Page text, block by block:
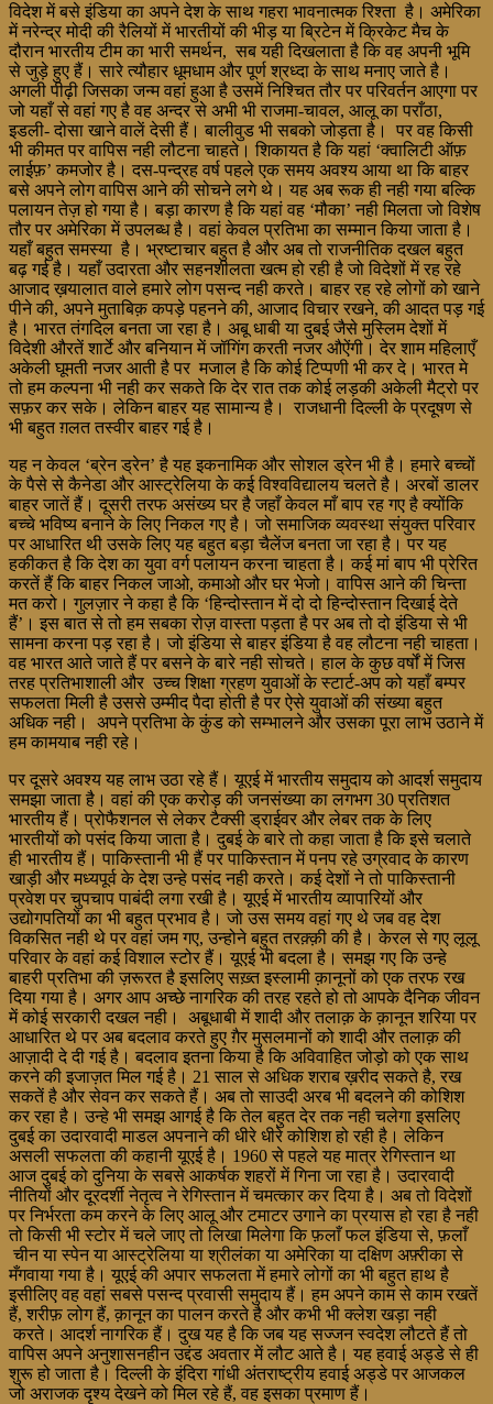
विदेश में बसे इंडिया का अपने देश के साथ गहरा भावनात्मक रिश्ता है। अमेरिका
में नरेन्द्र मोदी की रैलियों में भारतीयों की भीड़ या ब्रिटेन में क्रिकेट मैच के
दौरान भारतीय टीम का भारी समर्थन, सब यही दिखलाता है कि वह अपनी भूमि
से जुड़े हुए हैं। सारे त्यौहार धूमधाम और पूर्ण श्रध्दा के साथ मनाए जाते है।
अगली पीढ़ी जिसका जन्म वहां हुआ है उसमें निश्चित तौर पर परिवर्तन आएगा पर
जो यहाँ से वहां गए है वह अन्दर से अभी भी राजमा-चावल, आलू का पराँठा,
इडली- दोसा खाने वालें देसी हैं। बालीवुड भी सबको जोड़ता है। पर वह किसी
भी कीमत पर वापिस नही लौटना चाहते। शिकायत है कि यहां ‘क्वालिटी ऑफ़
लाईफ़’ कमजोर है। दस-पन्द्रह वर्ष पहले एक समय अवश्य आया था कि बाहर
बसे अपने लोग वापिस आने की सोचने लगे थे। यह अब रूक ही नही गया बल्कि
पलायन तेज़ हो गया है। बड़ा कारण है कि यहां वह ‘मौका’ नही मिलता जो विशेष
तौर पर अमेरिका में उपलब्ध है। वहां केवल प्रतिभा का सम्मान किया जाता है।
यहाँ बहुत समस्या है। भ्रष्टाचार बहुत है और अब तो राजनीतिक दखल बहुत
बढ़ गई है। यहाँ उदारता और सहनशीलता खत्म हो रही है जो विदेशों में रह रहे
आजाद ख़यालात वाले हमारे लोग पसन्द नही करते। बाहर रह रहे लोगों को खाने
पीने की, अपने मुताबिक़ कपड़े पहनने की, आजाद विचार रखने, की आदत पड़ गई
है। भारत तंगदिल बनता जा रहा है। अबू धाबी या दुबई जैसे मुस्लिम देशों में
विदेशी औरतें शार्टे और बनियान में जॉगिंग करती नजर औऐंगी। देर शाम महिलाएँ
अकेली घूमती नजर आती है पर मजाल है कि कोई टिप्पणी भी कर दे। भारत मे
तो हम कल्पना भी नही कर सकते कि देर रात तक कोई लड़की अकेली मैट्रो पर
सफ़र कर सके। लेकिन बाहर यह सामान्य है। राजधानी दिल्ली के प्रदूषण से
भी बहुत ग़लत तस्वीर बाहर गई है।
यह न केवल ‘ब्रेन ड्रेन’ है यह इकनामिक और सोशल ड्रेन भी है। हमारे बच्चों
के पैसे से कैनेडा और आस्ट्रेलिया के कई विश्वविद्यालय चलते है। अरबों डालर
बाहर जातें हैं। दूसरी तरफ असंख्य घर है जहाँ केवल माँ बाप रह गए है क्योंकि
बच्चे भविष्य बनाने के लिए निकल गए है। जो समाजिक व्यवस्था संयुक्त परिवार
पर आधारित थी उसके लिए यह बहुत बड़ा चैलेंज बनता जा रहा है। पर यह
हकीकत है कि देश का युवा वर्ग पलायन करना चाहता है। कई मां बाप भी प्रेरित
करतें हैं कि बाहर निकल जाओ, कमाओ और घर भेजो। वापिस आने की चिन्ता
मत करो। गुलज़ार ने कहा है कि ‘हिन्दोस्तान में दो दो हिन्दोस्तान दिखाई देते
हैं’। इस बात से तो हम सबका रोज़ वास्ता पड़ता है पर अब तो दो इंडिया से भी
सामना करना पड़ रहा है। जो इंडिया से बाहर इंडिया है वह लौटना नही चाहता।
वह भारत आते जाते हैं पर बसने के बारे नही सोचते। हाल के कुछ वर्षों में जिस
तरह प्रतिभाशाली और उच्च शिक्षा ग्रहण युवाओं के स्टार्ट-अप को यहाँ बम्पर
सफलता मिली है उससे उम्मीद पैदा होती है पर ऐसे युवाओं की संख्या बहुत
अधिक नही। अपने प्रतिभा के कुंड को सम्भालने और उसका पूरा लाभ उठाने में
हम कामयाब नही रहे।
पर दूसरे अवश्य यह लाभ उठा रहे हैं। यूएई में भारतीय समुदाय को आदर्श समुदाय
समझा जाता है। वहां की एक करोड़ की जनसंख्या का लगभग 30 प्रतिशत
भारतीय हैं। प्रोफैशनल से लेकर टैक्सी ड्राईवर और लेबर तक के लिए
भारतीयों को पसंद किया जाता है। दुबई के बारे तो कहा जाता है कि इसे चलाते
ही भारतीय हैं। पाकिस्तानी भी हैं पर पाकिस्तान में पनप रहे उग्रवाद के कारण
खाड़ी और मध्यपूर्व के देश उन्हे पसंद नही करते। कई देशों ने तो पाकिस्तानी
प्रवेश पर चुपचाप पाबंदी लगा रखी है। यूएई में भारतीय व्यापारियों और
उद्योगपतियों का भी बहुत प्रभाव है। जो उस समय वहां गए थे जब वह देश
विकसित नही थे पर वहां जम गए, उन्होने बहुत तरक़्क़ी की है। केरल से गए लूलू
परिवार के वहां कई विशाल स्टोर हैं। यूएई भी बदला है। समझ गए कि उन्हे
बाहरी प्रतिभा की ज़रूरत है इसलिए सख़्त इस्लामी क़ानूनों को एक तरफ रख
दिया गया है। अगर आप अच्छे नागरिक की तरह रहते हो तो आपके दैनिक जीवन
में कोई सरकारी दखल नही। अबूधाबी में शादी और तलाक़ के क़ानून शरिया पर
आधारित थे पर अब बदलाव करते हुए ग़ैर मुसलमानों को शादी और तलाक़ की
आज़ादी दे दी गई है। बदलाव इतना किया है कि अविवाहित जोड़ो को एक साथ
करने की इजाज़त मिल गई है। 21 साल से अधिक शराब ख़रीद सकते है, रख
सकतें है और सेवन कर सकते हैं। अब तो साउदी अरब भी बदलने की कोशिश
कर रहा है। उन्हे भी समझ आगई है कि तेल बहुत देर तक नही चलेगा इसलिए
दुबई का उदारवादी माडल अपनाने की धीरे धीरे कोशिश हो रही है। लेकिन
असली सफलता की कहानी यूएई है। 1960 से पहले यह मात्र रेगिस्तान था
आज दुबई को दुनिया के सबसे आकर्षक शहरों में गिना जा रहा है। उदारवादी
नीतियों और दूरदर्शी नेतृत्व ने रेगिस्तान में चमत्कार कर दिया है। अब तो विदेशों
पर निर्भरता कम करने के लिए आलू और टमाटर उगाने का प्रयास हो रहा है नही
तो किसी भी स्टोर में चले जाए तो लिखा मिलेगा कि फ़लाँ फल इंडिया से, फ़लाँ
चीन या स्पेन या आस्ट्रेलिया या श्रीलंका या अमेरिका या दक्षिण अफ़्रीका से
मँगवाया गया है। यूएई की अपार सफलता में हमारे लोगों का भी बहुत हाथ है
इसीलिए वह वहां सबसे पसन्द प्रवासी समुदाय हैं। हम अपने काम से काम रखतें
हैं, शरीफ़ लोग हैं, क़ानून का पालन करते है और कभी भी क्लेश खड़ा नही
करते। आदर्श नागरिक हैं। दुख यह है कि जब यह सज्जन स्वदेश लौटते हैं तो
वापिस अपने अनुशासनहीन उद्दंड अवतार में लौट आते है। यह हवाई अड्डे से ही
शुरू हो जाता है। दिल्ली के इंदिरा गांधी अंतराष्ट्रीय हवाई अड्डे पर आजकल
जो अराजक दृश्य देखने को मिल रहे हैं, वह इसका प्रमाण हैं।